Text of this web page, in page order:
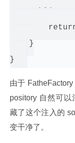
return
}
由于
pository 自然可以
藏了这个注入的
变干净了。